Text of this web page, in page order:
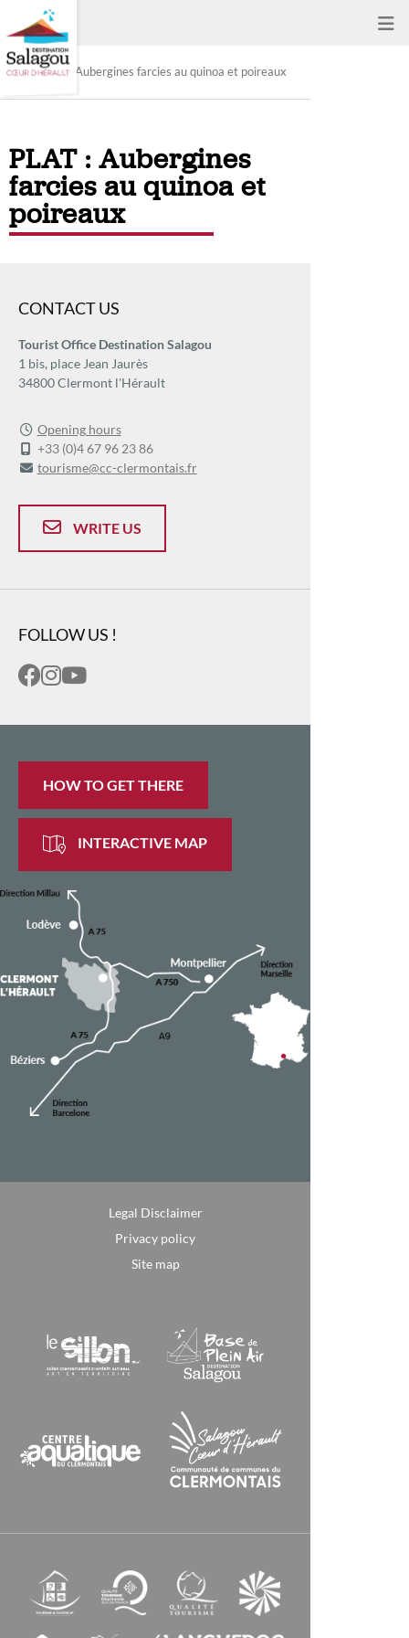
PLAT : Aubergines farcies au quinoa et poireaux
PLAT : Aubergines
farcies au quinoa et
poireaux
CONTACT US
Tourist Office Destination Salagou
1 bis, place Jean Jaurès
34800 Clermont l'Hérault
Opening hours
+33 (0)4 67 96 23 86
tourisme@cc-clermontais.fr
WRITE US
FOLLOW US !
HOW TO GET THERE
INTERACTIVE MAP
Legal Disclaimer
Privacy policy
Site map